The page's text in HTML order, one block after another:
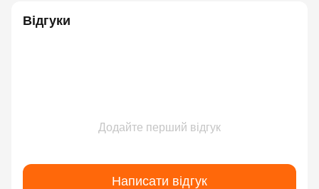
Відгуки
Додайте перший відгук
Написати відгук